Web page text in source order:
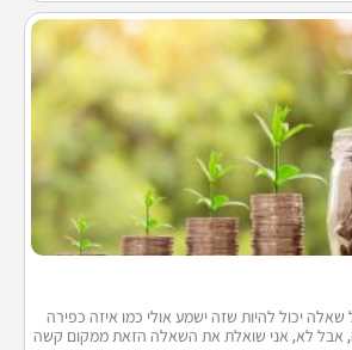
שאלה יכול להיות שזה ישמע אולי כמו איזה כפירה
אבל לא, אני שואלת את השאלה הזאת ממקום קשה